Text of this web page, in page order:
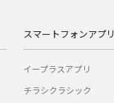
スマートフォンアプリ
イープラスアプリ
チラシクラシック